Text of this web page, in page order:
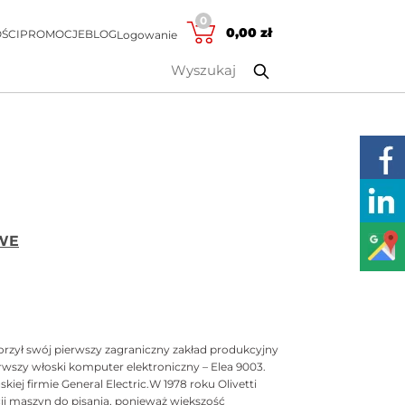
PROMOCJEBLOGLogowanie
0
0,00 zł
swój pierwszy zagraniczny zakład produkcyjny
włoski komputer elektroniczny – Elea 9003.
firmie General Electric.W 1978 roku Olivetti
maszyn do pisania, ponieważ większość